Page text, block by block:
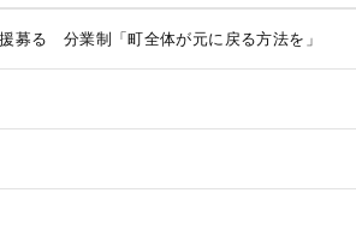
る 分業制「町全体が元に戻る方法を」